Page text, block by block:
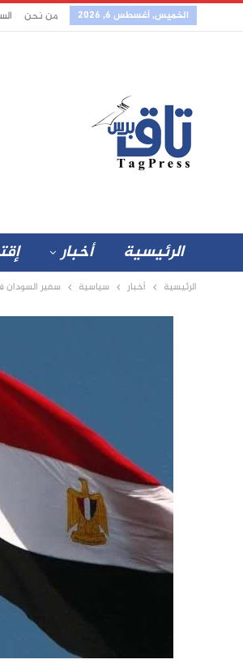
الخميس, أغسطس 6, 2026 من نحن
الرئيسية أخبار
الرئيسية أخبار سياسية سفير